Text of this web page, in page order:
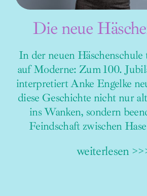
Die neue
In der neuen
auf Moderne: Zum 100.
interpretiert Anke Engelke
diese Geschichte nicht nur
ins Wanken, sondern
Feindschaft zwischen
weiterlesen